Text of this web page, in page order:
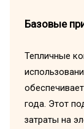
Базовые
Тепличные
года. Этот
затраты на